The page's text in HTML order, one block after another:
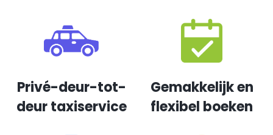
Privé-deur-tot-
deur taxiservice
Gemakkelijk en
flexibel boeken